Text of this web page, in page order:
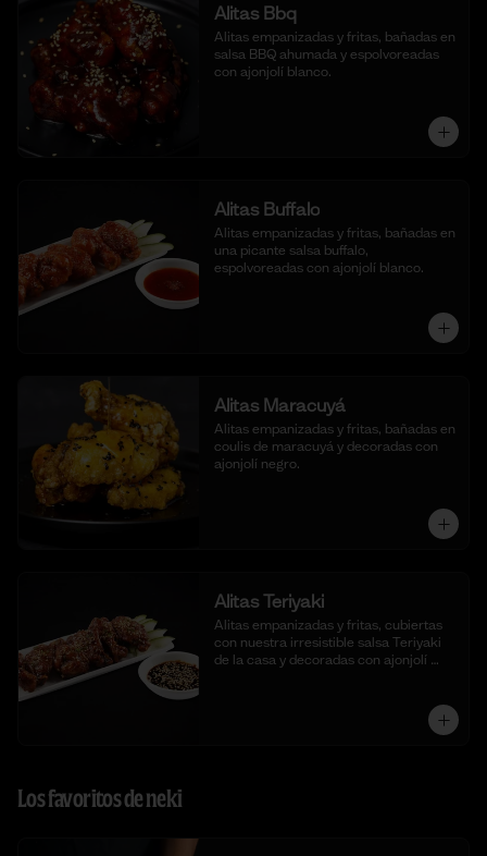
Alitas Bbq
Alitas empanizadas y fritas, bañadas en
salsa BBQ ahumada y espolvoreadas
con ajonjolí blanco.
Alitas Buffalo
Alitas empanizadas y fritas, bañadas en
una picante salsa buffalo,
espolvoreadas con ajonjolí blanco.
Alitas Maracuyá
Alitas empanizadas y fritas, bañadas en
coulis de maracuyá y decoradas con
ajonjolí negro.
Alitas Teriyaki
Alitas empanizadas y fritas, cubiertas
con nuestra irresistible salsa Teriyaki
de la casa y decoradas con ajonjolí
Los favoritos de neki